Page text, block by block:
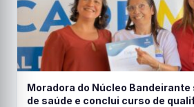
Moradora do Núcleo
de saúde e conclui curso de